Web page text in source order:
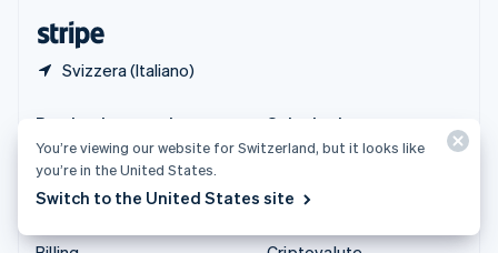
Svizzera (Italiano)
Prodotti e prezzi
Tariffe
Atlas
Soluzioni
Aziende
Start-up
You’re viewing our website for Switzerland, but it looks like
you’re in the United States.
Switch to the United States site